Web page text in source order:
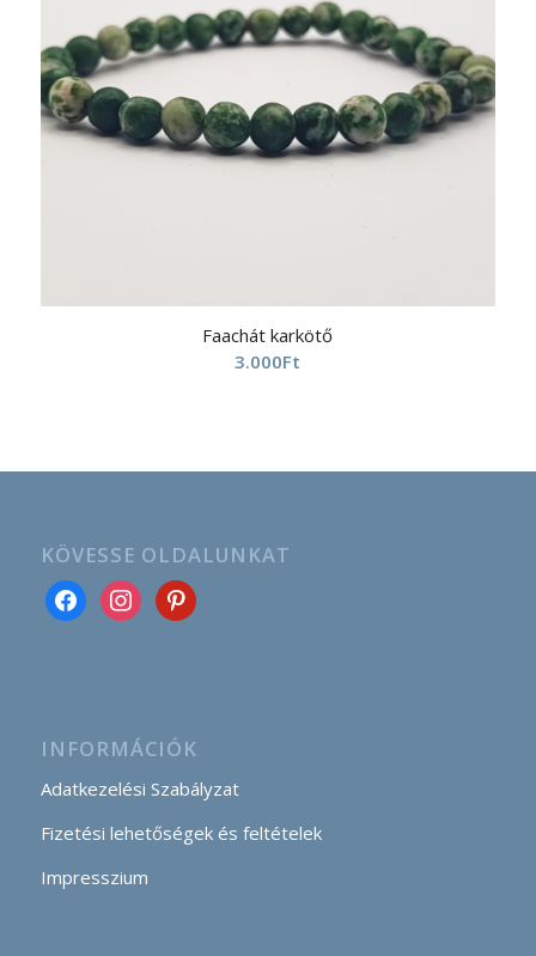
Faachát karkötő
3.000Ft
KÖVESSE OLDALUNKAT
INFORMÁCIÓK
Adatkezelési Szabályzat
Fizetési lehetőségek és feltételek
Impresszium